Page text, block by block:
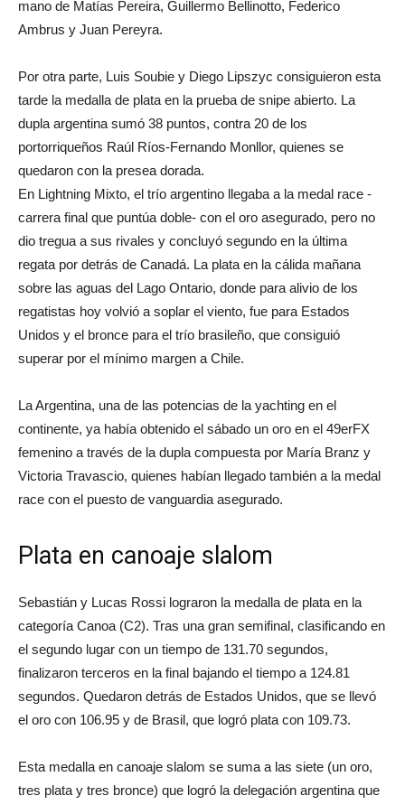
mano de Matías Pereira, Guillermo Bellinotto, Federico
Ambrus y Juan Pereyra.
Por otra parte, Luis Soubie y Diego Lipszyc consiguieron esta
tarde la medalla de plata en la prueba de snipe abierto. La
dupla argentina sumó 38 puntos, contra 20 de los
portorriqueños Raúl Ríos-Fernando Monllor, quienes se
quedaron con la presea dorada.
En Lightning Mixto, el trío argentino llegaba a la medal race -
carrera final que puntúa doble- con el oro asegurado, pero no
dio tregua a sus rivales y concluyó segundo en la última
regata por detrás de Canadá. La plata en la cálida mañana
sobre las aguas del Lago Ontario, donde para alivio de los
regatistas hoy volvió a soplar el viento, fue para Estados
Unidos y el bronce para el trío brasileño, que consiguió
superar por el mínimo margen a Chile.
La Argentina, una de las potencias de la yachting en el
continente, ya había obtenido el sábado un oro en el 49erFX
femenino a través de la dupla compuesta por María Branz y
Victoria Travascio, quienes habían llegado también a la medal
race con el puesto de vanguardia asegurado.
Plata en canoaje slalom
Sebastián y Lucas Rossi lograron la medalla de plata en la
categoría Canoa (C2). Tras una gran semifinal, clasificando en
el segundo lugar con un tiempo de 131.70 segundos,
finalizaron terceros en la final bajando el tiempo a 124.81
segundos. Quedaron detrás de Estados Unidos, que se llevó
el oro con 106.95 y de Brasil, que logró plata con 109.73.
Esta medalla en canoaje slalom se suma a las siete (un oro,
tres plata y tres bronce) que logró la delegación argentina que